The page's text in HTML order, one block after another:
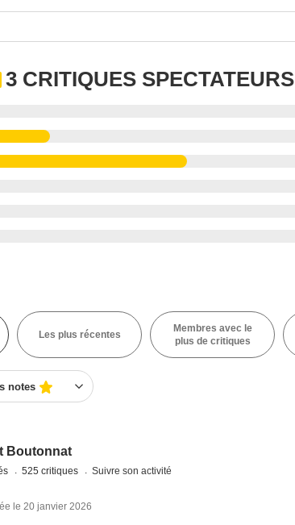
3 CRITIQUES SPECTATEURS
Les plus récentes
Membres avec le
plus de critiques
notes
Boutonnat
525 critiques Suivre son activité
le 20 janvier 2026